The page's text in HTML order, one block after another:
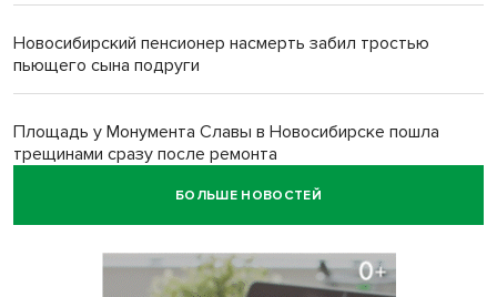
Новосибирский пенсионер насмерть забил тростью
пьющего сына подруги
Площадь у Монумента Славы в Новосибирске пошла
трещинами сразу после ремонта
Африканский врач поразил новосибирцев в травмпункте
БОЛЬШЕ НОВОСТЕЙ